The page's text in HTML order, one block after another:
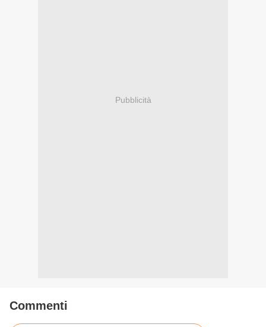
Pubblicità
Commenti